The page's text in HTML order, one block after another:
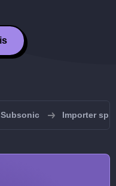
Subsonic Importer